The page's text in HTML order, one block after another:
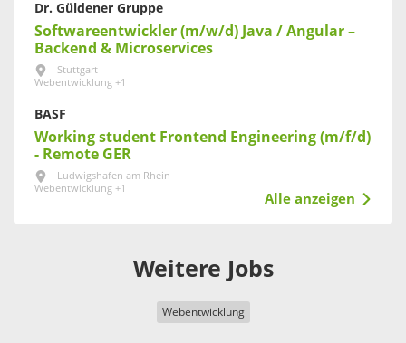
Dr. Güldener Gruppe
Softwareentwickler (m/w/d) Java / Angular –
Backend & Microservices
Stuttgart
Webentwicklung +1
BASF
Working student Frontend Engineering (m/f/d)
- Remote GER
Ludwigshafen am Rhein
Webentwicklung +1
Alle anzeigen
Weitere Jobs
Webentwicklung